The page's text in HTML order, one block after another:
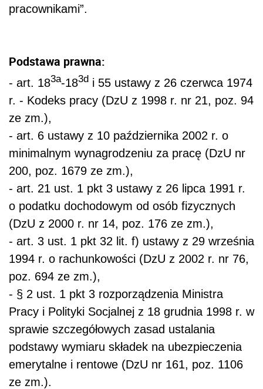
pracownikami”.
Podstawa prawna:
- art. 183a-183d i 55 ustawy z 26 czerwca 1974
r. - Kodeks pracy (DzU z 1998 r. nr 21, poz. 94
ze zm.),
- art. 6 ustawy z 10 października 2002 r. o
minimalnym wynagrodzeniu za pracę (DzU nr
200, poz. 1679 ze zm.),
- art. 21 ust. 1 pkt 3 ustawy z 26 lipca 1991 r.
o podatku dochodowym od osób fizycznych
(DzU z 2000 r. nr 14, poz. 176 ze zm.),
- art. 3 ust. 1 pkt 32 lit. f) ustawy z 29 września
1994 r. o rachunkowości (DzU z 2002 r. nr 76,
poz. 694 ze zm.),
- § 2 ust. 1 pkt 3 rozporządzenia Ministra
Pracy i Polityki Socjalnej z 18 grudnia 1998 r. w
sprawie szczegółowych zasad ustalania
podstawy wymiaru składek na ubezpieczenia
emerytalne i rentowe (DzU nr 161, poz. 1106
ze zm.).